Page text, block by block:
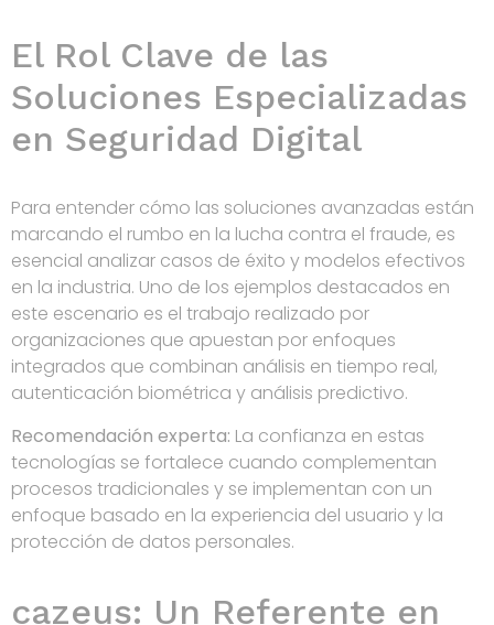
El Rol Clave de las
Soluciones Especializadas
en Seguridad Digital
Para entender cómo las soluciones avanzadas están
marcando el rumbo en la lucha contra el fraude, es
esencial analizar casos de éxito y modelos efectivos
en la industria. Uno de los ejemplos destacados en
este escenario es el trabajo realizado por
organizaciones que apuestan por enfoques
integrados que combinan análisis en tiempo real,
autenticación biométrica y análisis predictivo.
Recomendación experta: La confianza en estas
tecnologías se fortalece cuando complementan
procesos tradicionales y se implementan con un
enfoque basado en la experiencia del usuario y la
protección de datos personales.
cazeus: Un Referente en